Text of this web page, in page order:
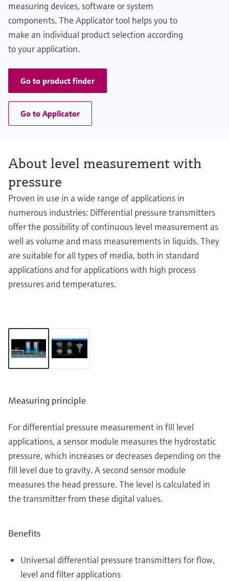
10 mbar...250 bar
(0.15 psi...3750 psi)
measuring devices, software or system
components. The Applicator tool helps you to
make an individual product selection according
to your application.
Go to product finder
Go to Applicator
About level measurement with
pressure
Proven in use in a wide range of applications in
numerous industries: Differential pressure transmitters
offer the possibility of continuous level measurement as
well as volume and mass measurements in liquids. They
are suitable for all types of media, both in standard
applications and for applications with high process
pressures and temperatures.
Measuring principle
For differential pressure measurement in fill level
applications, a sensor module measures the hydrostatic
pressure, which increases or decreases depending on the
fill level due to gravity. A second sensor module
measures the head pressure. The level is calculated in
the transmitter from these digital values.
Benefits
Universal differential pressure transmitters for flow,
level and filter applications